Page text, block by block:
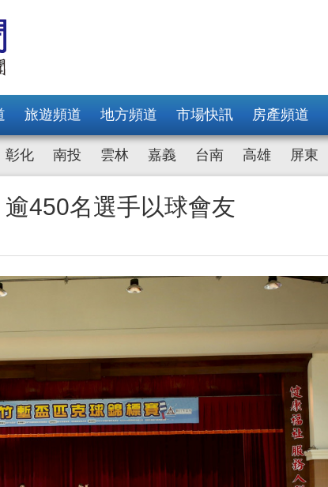
旅遊頻道 地方頻道 市場快訊 房產頻道
彰化 南投 雲林 嘉義 台南 高雄 屏東
450名選手以球會友